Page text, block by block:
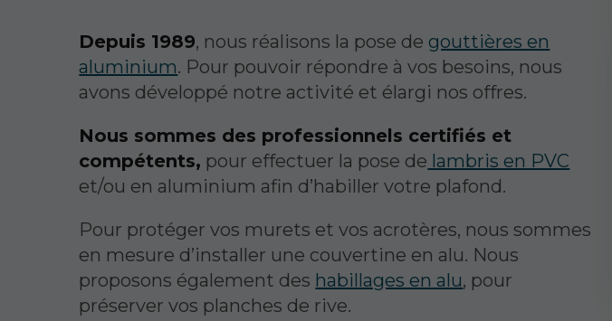
Depuis 1989, nous réalisons la pose degouttières en
aluminium. Pour pouvoir répondre à vos besoins, nous
avons développé notre activité et élargi nos offres.
Nous sommes des professionnels certifiés et
compétents, pour effectuer la pose de lambris en PVC
et/ou en aluminium afin d’habiller votre plafond.
Pour protéger vos murets et vos acrotères, nous sommes
en mesure d’installer une couvertine en alu. Nous
proposons également des habillages en alu, pour
préserver vos planches de rive.